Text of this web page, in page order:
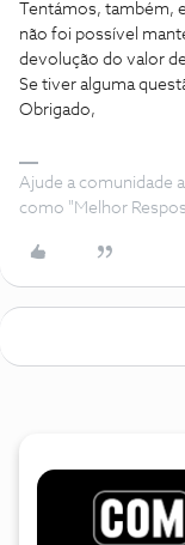
Tentámos, também,
não foi possível
devolução do valor
Se tiver alguma
Obrigado,
Ajude a comunidade
como "Melhor